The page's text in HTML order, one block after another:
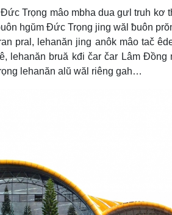
Trọng mâo mbha dua gưl truh kơ
hgŭm Đức Trọng jing wăl ƀuôn
pral, lehanăn jing anôk mâo tač
lehanăn bruă kđi čar čar Lâm
lehanăn alŭ wăl riêng gah…